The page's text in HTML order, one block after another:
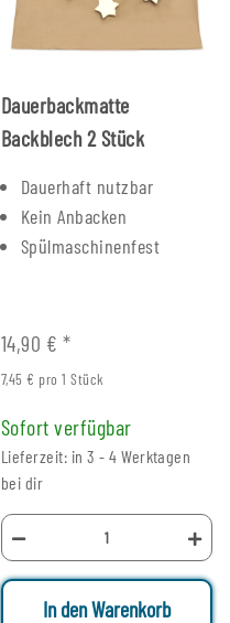
Dauerbackmatte
Backblech 2 Stück
Dauerhaft nutzbar
Kein Anbacken
Spülmaschinenfest
14,90 € *
7,45 € pro 1 Stück
Sofort verfügbar
Lieferzeit: in 3 - 4 Werktagen
bei dir
In den Warenkorb